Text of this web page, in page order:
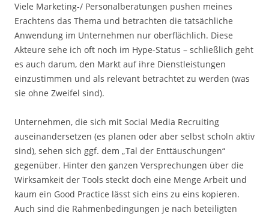
Viele Marketing-/ Personalberatungen pushen meines
Erachtens das Thema und betrachten die tatsächliche
Anwendung im Unternehmen nur oberflächlich. Diese
Akteure sehe ich oft noch im Hype-Status – schließlich geht
es auch darum, den Markt auf ihre Dienstleistungen
einzustimmen und als relevant betrachtet zu werden (was
sie ohne Zweifel sind).
Unternehmen, die sich mit Social Media Recruiting
auseinandersetzen (es planen oder aber selbst scholn aktiv
sind), sehen sich ggf. dem „Tal der Enttäuschungen“
gegenüber. Hinter den ganzen Versprechungen über die
Wirksamkeit der Tools steckt doch eine Menge Arbeit und
kaum ein Good Practice lässt sich eins zu eins kopieren.
Auch sind die Rahmenbedingungen je nach beteiligten